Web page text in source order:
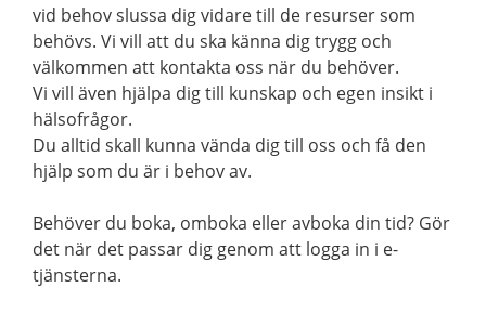
vid behov slussa dig vidare till de resurser som
behövs. Vi vill att du ska känna dig trygg och
välkommen att kontakta oss när du behöver.
Vi vill även hjälpa dig till kunskap och egen insikt i
hälsofrågor.
Du alltid skall kunna vända dig till oss och få den
hjälp som du är i behov av.
Behöver du boka, omboka eller avboka din tid? Gör
det när det passar dig genom att logga in i e-
tjänsterna.